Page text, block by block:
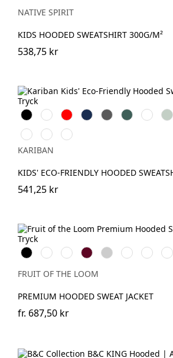
NATIVE SPIRIT
KIDS HOODED SWEATSHIRT 300G/M²
538,75 kr
Svart Vit Röd Navy Dark
Grey
Forest
Green
Fuchsia
Pale
Pink
Clay
Wine
KARIBAN
KIDS' ECO-FRIENDLY HOODED
541,25 kr
BlackRed
Royal
Blue
BurgundyHeather
Grey
Deep
Navy
Classic
Olive
FRUIT OF THE LOOM
PREMIUM HOODED SWEAT JACKET
fr. 687,50 kr